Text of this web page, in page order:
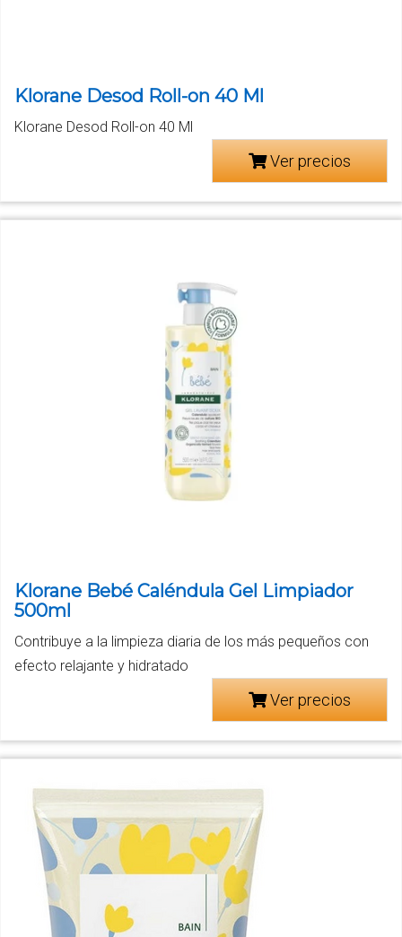
Klorane Desod Roll-on 40 Ml
Klorane Desod Roll-on 40 Ml
Ver precios
Klorane Bebé Caléndula Gel Limpiador
500ml
Contribuye a la limpieza diaria de los más pequeños con
efecto relajante y hidratado
Ver precios